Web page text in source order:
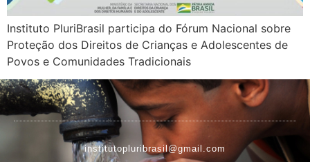
Instituto PluriBrasil participa do Fórum Nacional sobre
Proteção dos Direitos de Crianças e Adolescentes de
Povos e Comunidades Tradicionais
institutopluribrasil@gmail.com